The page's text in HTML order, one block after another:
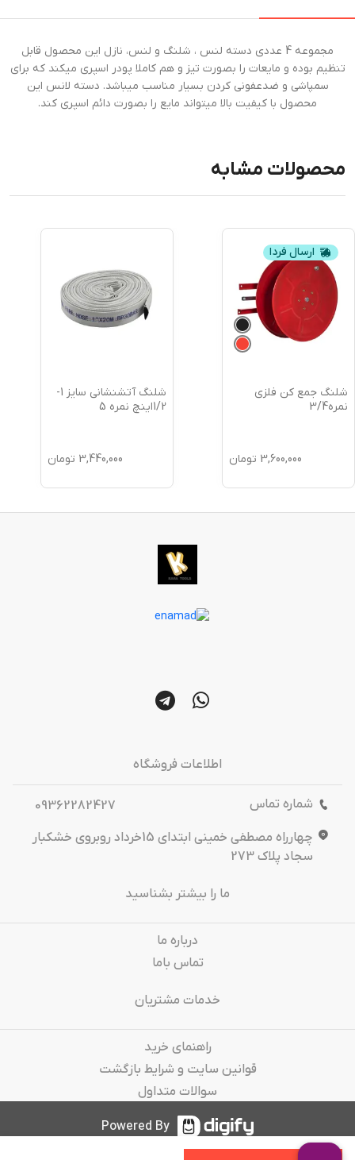
مجموعه 4 عددی دسته لنس ، شلنگ و لنس، نازل این محصول قابل
تنظیم بوده و مایعات را بصورت تیز و هم کاملا پودر اسپری میکند که برای
سمپاشی و ضدعفونی کردن بسیار مناسب میباشد. دسته لانس این
محصول با کیفیت بالا میتواند مایع را بصورت دائم اسپری کند.
محصولات مشابه
ارسال فردا
کن فلزی
3,600,000 تومان
شلنگ آتشنشانی سایز 1-
3,440,000 تومان
اطلاعات فروشگاه
شماره تماس
09362282427
چهارراه مصطفی خمینی ابتدای 15خرداد روبروی خشکبار
سجاد پلاک 273
ما را بیشتر بشناسید
درباره‌ ما
تماس باما
خدمات مشتریان
راهنمای خرید
قوانین سایت و شرایط بازگشت
سوالات متداول
Powered By